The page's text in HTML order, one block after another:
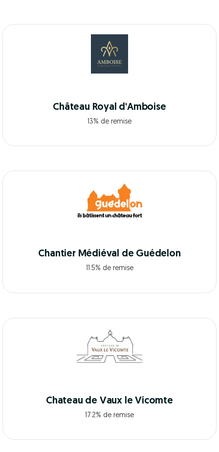
Château Royal d'Amboise
13% de remise
Chantier Médiéval de Guédelon
11.5% de remise
Chateau de Vaux le Vicomte
17.2% de remise